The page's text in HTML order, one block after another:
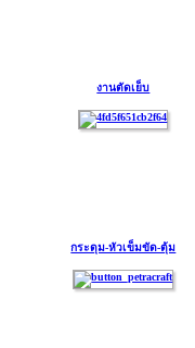
งานตัดเย็บ
กระดุม-หัวเข็มขัด-ตุ้ม